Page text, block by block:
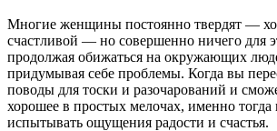
Многие женщины постоянно твердят —
счастливой — но совершенно ничего для
продолжая обижаться на окружающих
придумывая себе проблемы. Когда вы
поводы для тоски и разочарований и
хорошее в простых мелочах, именно тогда
испытывать ощущения радости и счастья.